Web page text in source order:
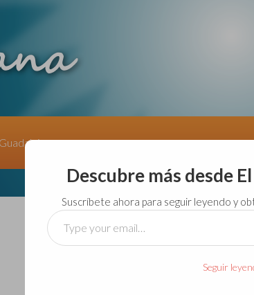
Descubre más desde
Suscríbete ahora para seguir leyendo y
Type
your
Seguir